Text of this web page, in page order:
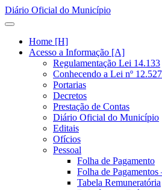
Diário Oficial do Município
Home [H]
Acesso a Informação [A]
Regulamentação Lei 14.133
Conhecendo a Lei nº
Portarias
Decretos
Prestação de Contas
Diário Oficial do Município
Editais
Ofícios
Pessoal
Folha de Pagamento
Folha de
Tabela Remuneratória